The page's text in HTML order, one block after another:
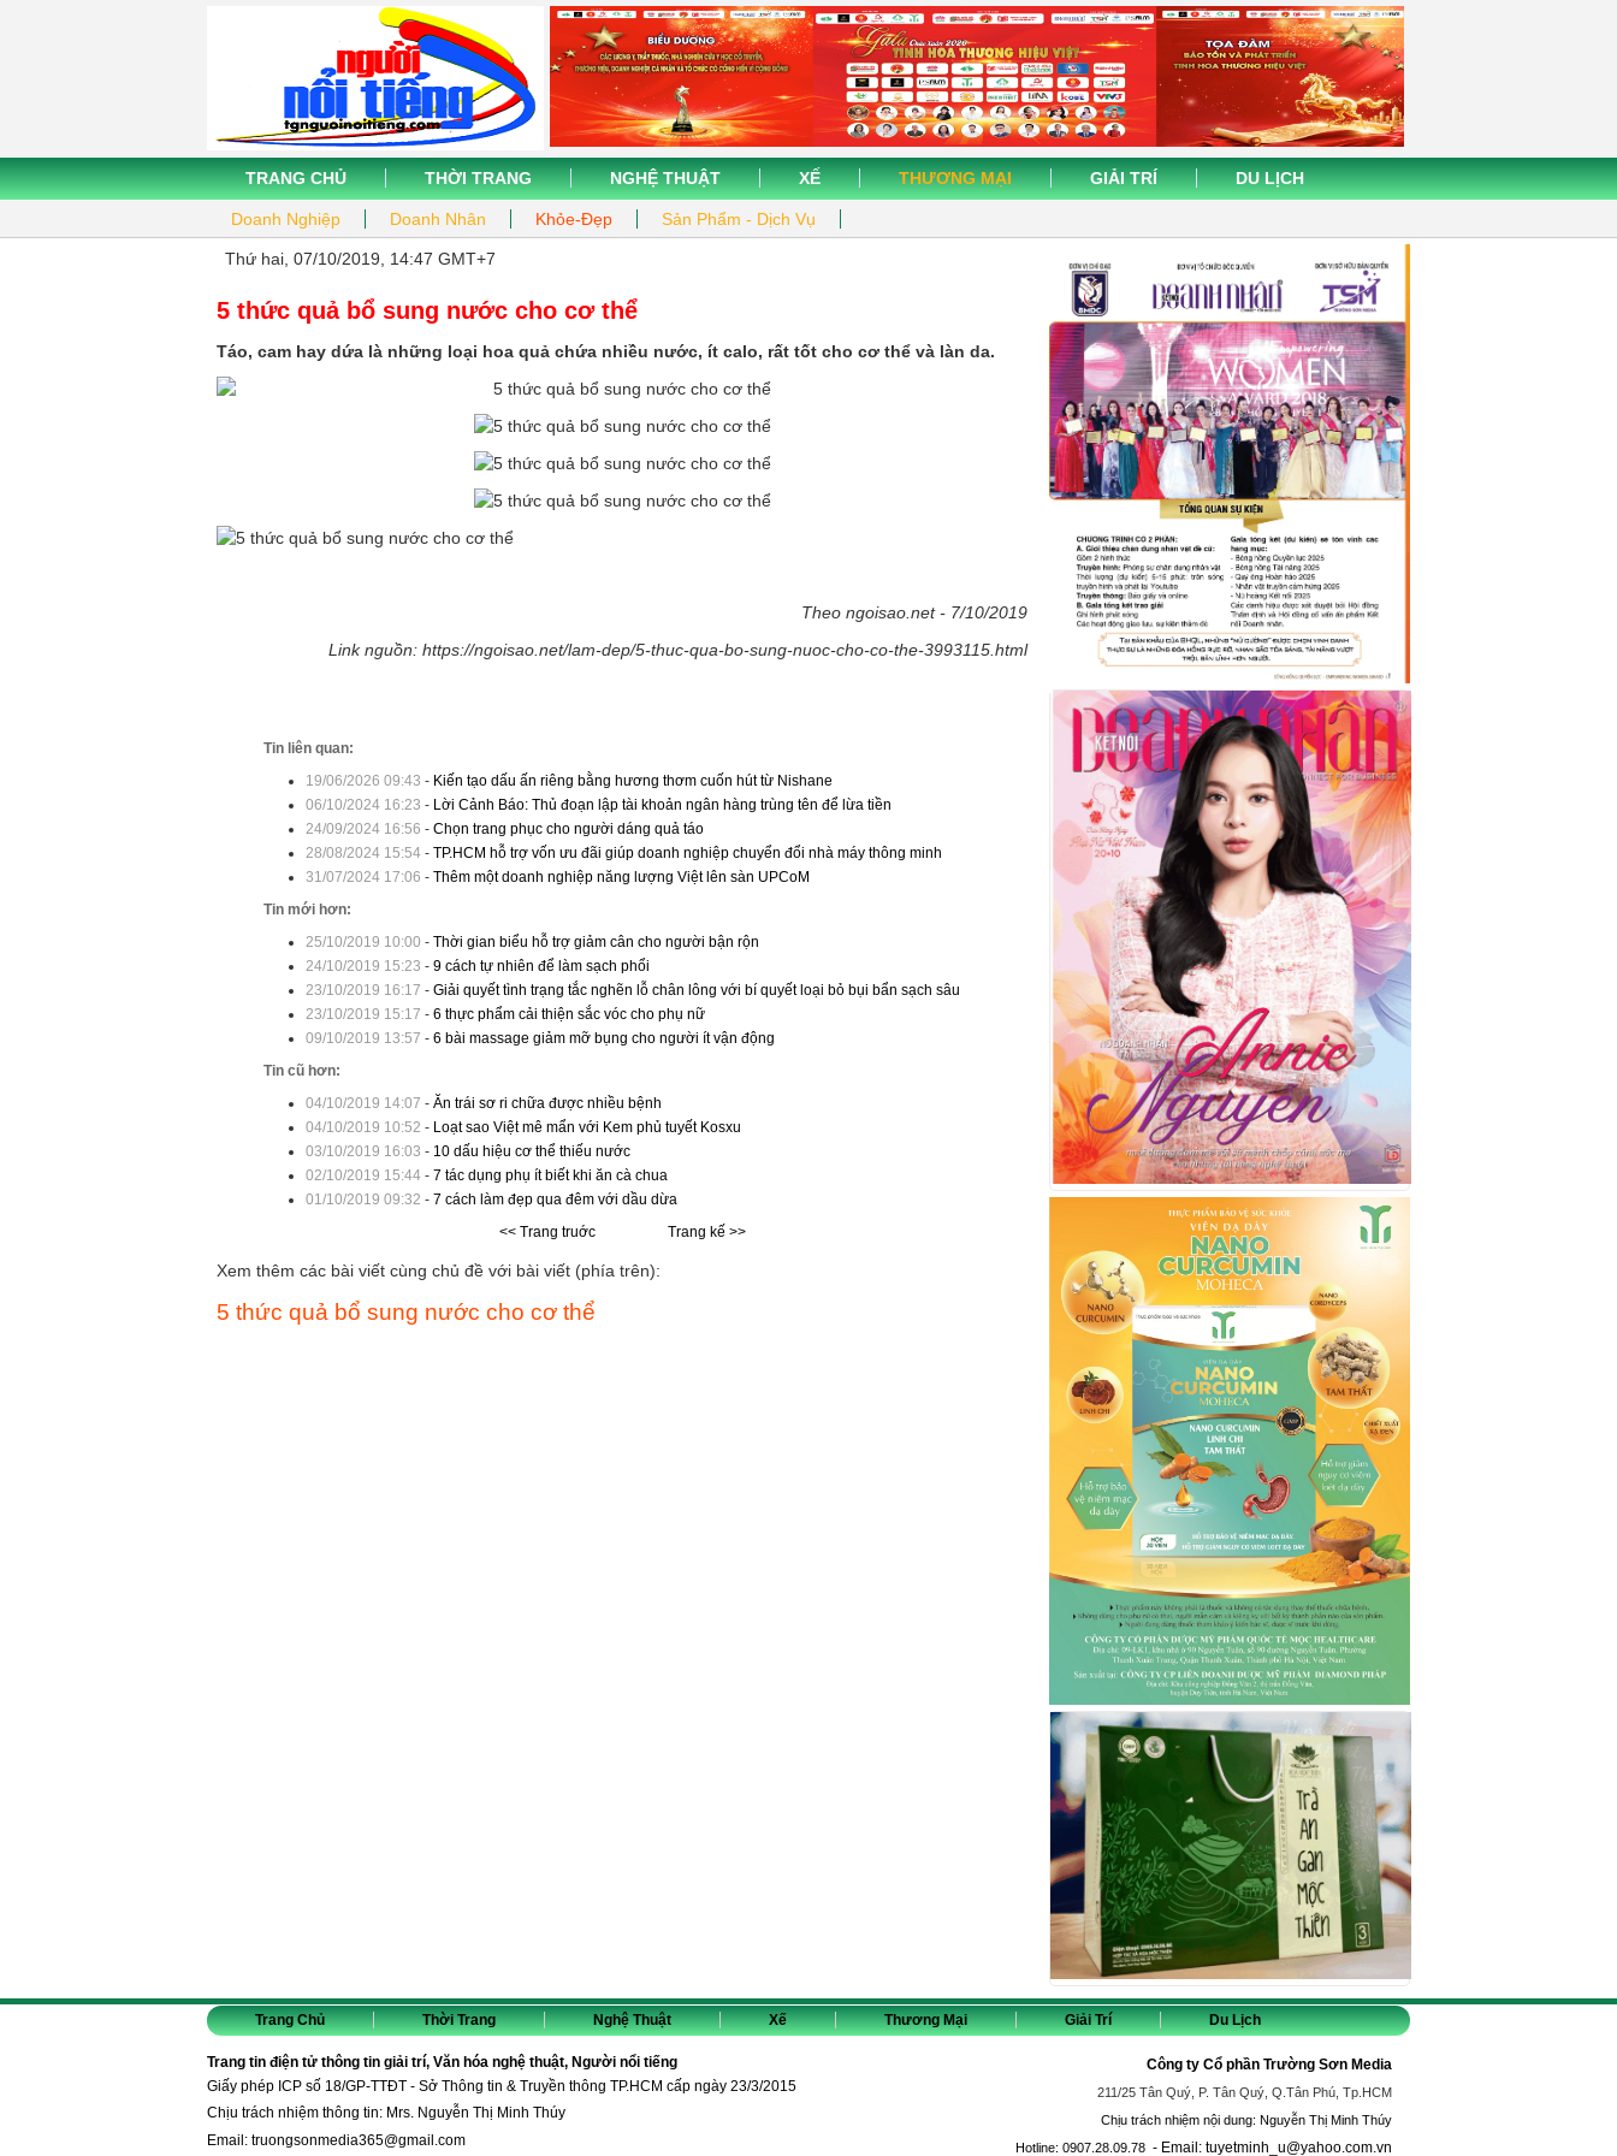
TRANG CHỦ THỜI TRANG NGHỆ THUẬT XẾ THƯƠNG MẠI
Doanh Nghiệp Doanh Nhân Khỏe-Đẹp Sản Phẩm - Dịch Vụ
GIẢI TRÍ DU LỊCH
Thứ hai, 07/10/2019, 14:47 GMT+7
5 thức quả bổ sung nước cho cơ thể
Táo, cam hay dứa là những loại hoa quả chứa nhiều nước, ít calo, rất tốt cho cơ thể và làn da.
Theo ngoisao.net - 7/10/2019
Link nguồn: https://ngoisao.net/lam-dep/5-thuc-qua-bo-sung-nuoc-cho-co-the-3993115.html
Tin liên quan:
19/06/2026 09:43 - Kiến tạo dấu ấn riêng bằng hương thơm cuốn hút từ Nishane
06/10/2024 16:23 - Lời Cảnh Báo: Thủ đoạn lập tài khoản ngân hàng trùng tên để lừa tiền
24/09/2024 16:56 - Chọn trang phục cho người dáng quả táo
28/08/2024 15:54- TP.HCM hỗ trợ vốn ưu đãi giúp doanh nghiệp chuyển đổi nhà máy thông minh
31/07/2024 17:06 - Thêm một doanh nghiệp năng lượng Việt lên sàn UPCoM
Tin mới hơn:
25/10/2019 10:00 - Thời gian biểu hỗ trợ giảm cân cho người bận rộn
24/10/2019 15:23 - 9 cách tự nhiên để làm sạch phổi
23/10/2019 16:17 - Giải quyết tình trạng tắc nghẽn lỗ chân lông với bí quyết loại bỏ bụi bẩn sạch sâu
23/10/2019 15:17 - 6 thực phẩm cải thiện sắc vóc cho phụ nữ
09/10/2019 13:57 - 6 bài massage giảm mỡ bụng cho người ít vận động
Tin cũ hơn:
04/10/2019 14:07 - Ăn trái sơ ri chữa được nhiều bệnh
04/10/2019 10:52 - Loạt sao Việt mê mẩn với Kem phủ tuyết Kosxu
03/10/2019 16:03 - 10 dấu hiệu cơ thể thiếu nước
02/10/2019 15:44- 7 tác dụng phụ ít biết khi ăn cà chua
01/10/2019 09:32 - 7 cách làm đẹp qua đêm với dầu dừa
<< Trang truớc
Trang kế >>
Xem thêm các bài viết cùng chủ đề với bài viết (phía trên):
5 thức quả bổ sung nước cho cơ thể
Trang Chủ Thời Trang Nghệ Thuật Xế Thương Mại Giải Trí Du Lịch
Trang tin điện tử thông tin giải trí, Văn hóa nghệ thuật, Người nổi tiếng
Giấy phép ICP số 18/GP-TTĐT - Sở Thông tin & Truyền thông TP.HCM cấp ngày 23/3/2015
Chịu trách nhiệm thông tin: Mrs. Nguyễn Thị Minh Thúy
Email: truongsonmedia365@gmail.com
Công ty Cổ phần Trường Sơn Media
211/25 Tân Quý, P. Tân Quý, Q.Tân Phú, Tp.HCM
Chịu trách nhiệm nội dung: Nguyễn Thị Minh Thúy
Hotline: 0907.28.09.78 - Email: tuyetminh_u@yahoo.com.vn